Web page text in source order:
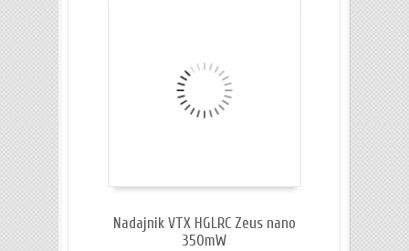
Nadajnik VTX HGLRC Zeus nano
350mW